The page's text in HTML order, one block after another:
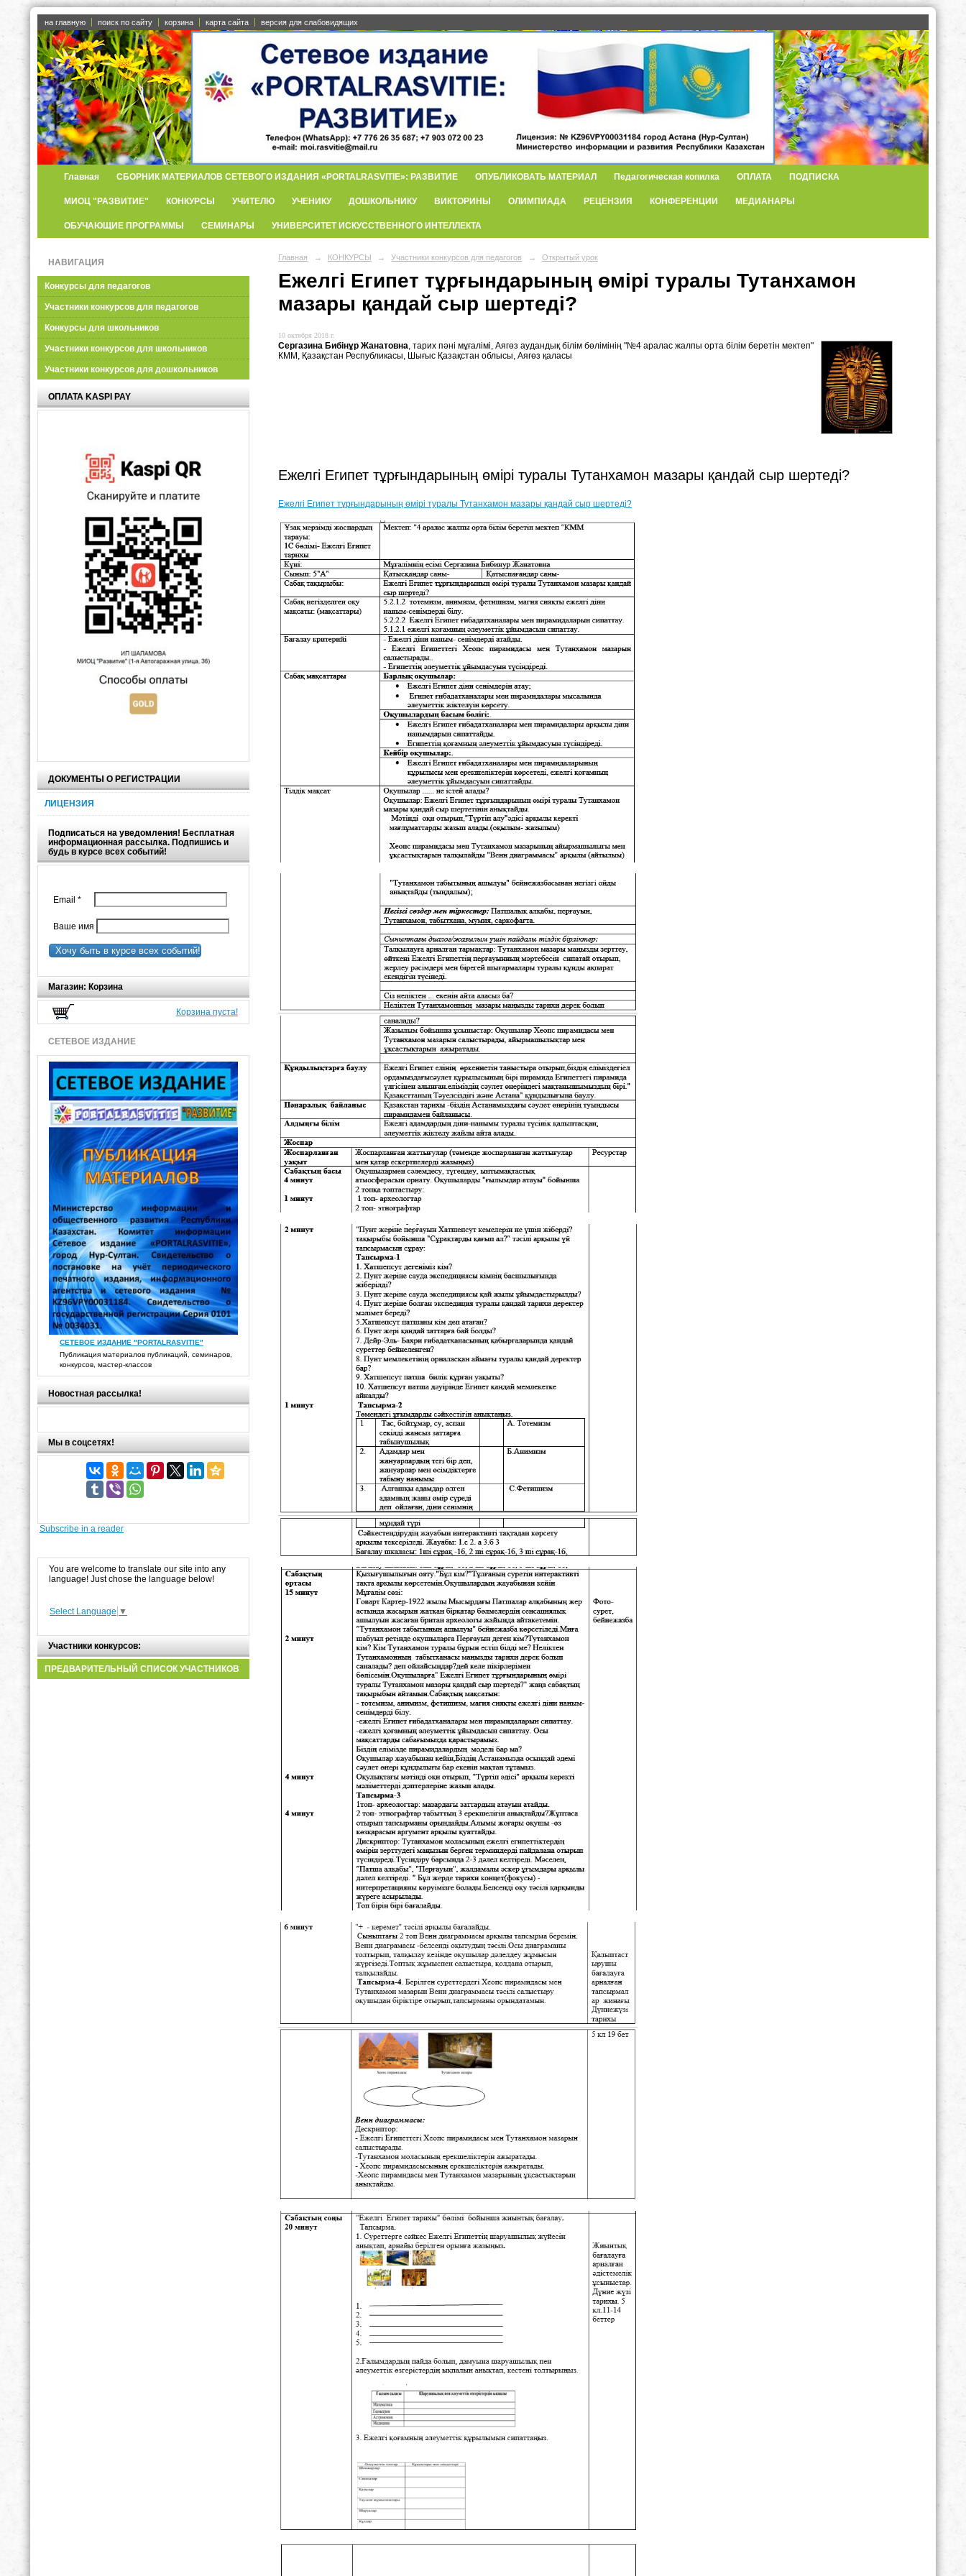
на главную поиск по сайту корзина карта сайта версия для слабовидящих
Главная СБОРНИК МАТЕРИАЛОВ СЕТЕВОГО ИЗДАНИЯ «PORTALRASVITIE»: РАЗВИТИЕ ОПУБЛИКОВАТЬ МАТЕРИАЛ Педагогическая копилка ОПЛАТА ПОДПИСКА
МИОЦ "РАЗВИТИЕ" КОНКУРСЫ УЧИТЕЛЮ УЧЕНИКУ ДОШКОЛЬНИКУ ВИКТОРИНЫ ОЛИМПИАДА РЕЦЕНЗИЯ КОНФЕРЕНЦИИ МЕДИАНАРЫ
ОБУЧАЮЩИЕ ПРОГРАММЫ СЕМИНАРЫ УНИВЕРСИТЕТ ИСКУССТВЕННОГО ИНТЕЛЛЕКТА
НАВИГАЦИЯ
Конкурсы для педагогов
Участники конкурсов для педагогов
Конкурсы для школьников
Участники конкурсов для школьников
Участники конкурсов для дошкольников
ОПЛАТА KASPI PAY
ДОКУМЕНТЫ О РЕГИСТРАЦИИ
ЛИЦЕНЗИЯ
Подписаться на уведомления! Бесплатная
информационная рассылка. Подпишись и
будь в курсе всех событий!
Email *
Ваше имя
Хочу быть в курсе всех событий!
Магазин: Корзина
Корзина пуста!
СЕТЕВОЕ ИЗДАНИЕ
СЕТЕВОЕ ИЗДАНИЕ "PORTALRASVITIE"
Публикация материалов публикаций, семинаров,
конкурсов, мастер-классов
Новостная рассылка!
Мы в соцсетях!
Subscribe in a reader
You are welcome to translate our site into any
language! Just chose the language below!
Select Language ▼
Участники конкурсов:
ПРЕДВАРИТЕЛЬНЫЙ СПИСОК УЧАСТНИКОВ
Главная → КОНКУРСЫ → Участники конкурсов для педагогов → Открытый урок
Ежелгі Египет тұрғындарының өмірі туралы Тутанхамон
мазары қандай сыр шертеді?
10 октября 2018 г.
Сергазина Бибінұр Жанатовна , тарих пәні мұғалімі, Аягөз аудандық білім бөлімінің "№4 аралас жалпы орта білім беретін мектеп"
КММ, Қазақстан Республикасы, Шығыс Қазақстан облысы, Аягөз қаласы
Ежелгі Египет тұрғындарының өмірі туралы Тутанхамон мазары қандай сыр шертеді?
Ежелгі Египет тұрғындарының өмірі туралы Тутанхамон мазары қандай сыр шертеді?